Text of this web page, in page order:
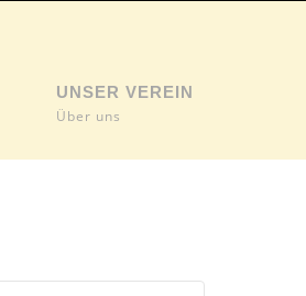
UNSER VEREIN
Über uns